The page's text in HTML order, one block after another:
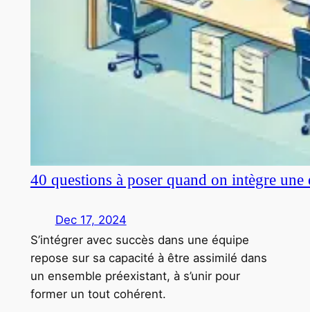
40 questions à poser quand on intègre
Dec 17, 2024
S’intégrer avec succès dans une équipe
repose sur sa capacité à être assimilé dans
un ensemble préexistant, à s’unir pour
former un tout cohérent.